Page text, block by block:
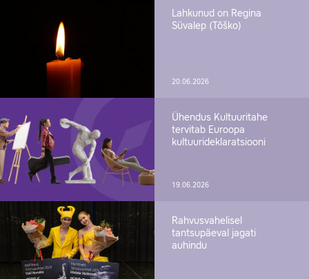
Lahkunud on Regina
Süvalep (Tõško)
20.06.2026
Ühendus Kultuuritahe
tervitab Euroopa
kultuurideklaratsiooni
19.06.2026
Rahvusvahelisel
tantsupäeval jagati
auhindu